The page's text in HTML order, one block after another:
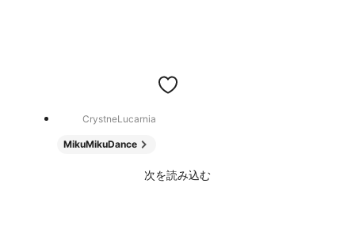
CrystneLucarnia
MikuMikuDance
次を読み込む